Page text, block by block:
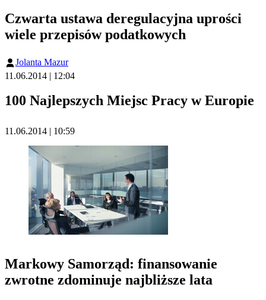
Czwarta ustawa deregulacyjna uprości
wiele przepisów podatkowych
Jolanta Mazur
11.06.2014 | 12:04
100 Najlepszych Miejsc Pracy w Europie
11.06.2014 | 10:59
Markowy Samorząd: finansowanie
zwrotne zdominuje najbliższe lata